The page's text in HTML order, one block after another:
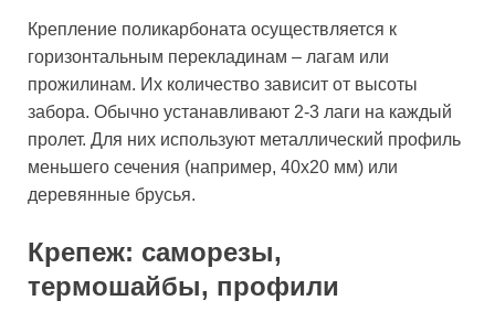
Крепление поликарбоната осуществляется к
горизонтальным перекладинам – лагам или
прожилинам. Их количество зависит от высоты
забора. Обычно устанавливают 2-3 лаги на каждый
пролет. Для них используют металлический профиль
меньшего сечения (например, 40х20 мм) или
деревянные брусья.
Крепеж: саморезы,
термошайбы, профили